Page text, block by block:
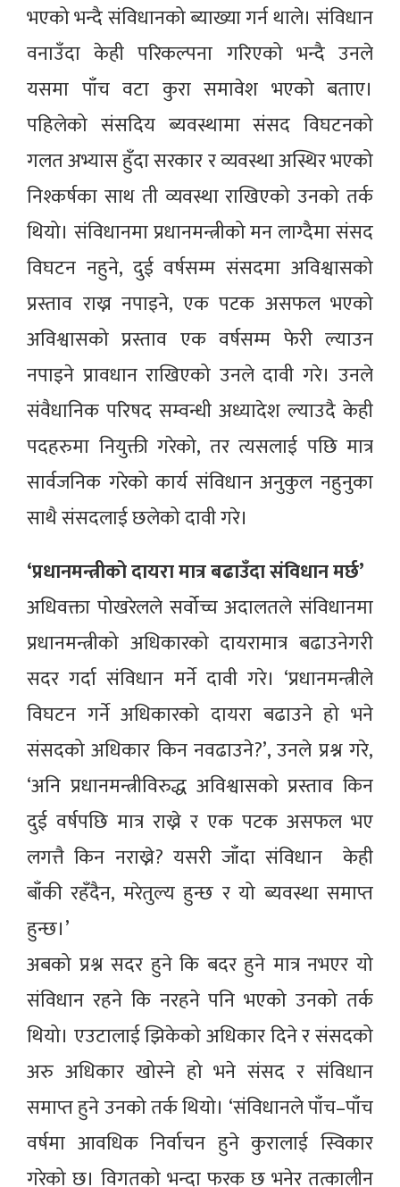
भएको भन्दै संविधानको ब्याख्या गर्न थाले। संविधान
वनाउँदा केही परिकल्पना गरिएको भन्दै उनले
यसमा पाँच वटा कुरा समावेश भएको बताए।
पहिलेको संसदिय ब्यवस्थामा संसद विघटनको
गलत अभ्यास हुँदा सरकार र व्यवस्था अस्थिर भएको
निश्कर्षका साथ ती व्यवस्था राखिएको उनको तर्क
थियो। संविधानमा प्रधानमन्त्रीको मन लाग्दैमा संसद
विघटन नहुने, दुई वर्षसम्म संसदमा अविश्वासको
प्रस्ताव राख्न नपाइने, एक पटक असफल भएको
अविश्वासको प्रस्ताव एक वर्षसम्म फेरी ल्याउन
नपाइने प्रावधान राखिएको उनले दावी गरे। उनले
संवैधानिक परिषद सम्वन्धी अध्यादेश ल्याउदै केही
पदहरुमा नियुक्ती गरेको, तर त्यसलाई पछि मात्र
सार्वजनिक गरेको कार्य संविधान अनुकुल नहुनुका
साथै संसदलाई छलेको दावी गरे।
‘प्रधानमन्त्रीको दायरा मात्र बढाउँदा संविधान मर्छ’
अधिवक्ता पोखरेलले सर्वोच्च अदालतले संविधानमा
प्रधानमन्त्रीको अधिकारको दायरामात्र बढाउनेगरी
सदर गर्दा संविधान मर्ने दावी गरे। ‘प्रधानमन्त्रीले
विघटन गर्ने अधिकारको दायरा बढाउने हो भने
संसदको अधिकार किन नवढाउने?’, उनले प्रश्न गरे,
‘अनि प्रधानमन्त्रीविरुद्ध अविश्वासको प्रस्ताव किन
दुई वर्षपछि मात्र राख्ने र एक पटक असफल भए
लगत्तै किन नराख्ने? यसरी जाँदा संविधान केही
बाँकी रहँदैन, मरेतुल्य हुन्छ र यो ब्यवस्था समाप्त
हुन्छ।’
अबको प्रश्न सदर हुने कि बदर हुने मात्र नभएर यो
संविधान रहने कि नरहने पनि भएको उनको तर्क
थियो। एउटालाई झिकेको अधिकार दिने र संसदको
अरु अधिकार खोस्ने हो भने संसद र संविधान
समाप्त हुने उनको तर्क थियो। ‘संविधानले पाँच–पाँच
वर्षमा आवधिक निर्वाचन हुने कुरालाई स्विकार
गरेको छ। विगतको भन्दा फरक छ भनेर तत्कालीन